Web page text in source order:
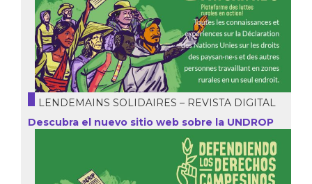
LENDEMAINS SOLIDAIRES – REVISTA DIGITAL
Descubra el nuevo sitio web sobre la UNDROP